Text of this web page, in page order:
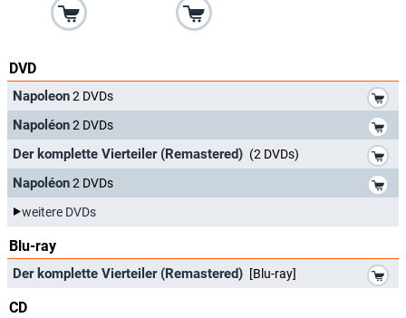
DVD
Napoleon2 DVDs
Napoléon2 DVDs
Der komplette Vierteiler (Remastered) (2 DVDs)
Napoléon2 DVDs
weitere DVDs
Blu-ray
Der komplette Vierteiler (Remastered) [Blu-ray]
CD